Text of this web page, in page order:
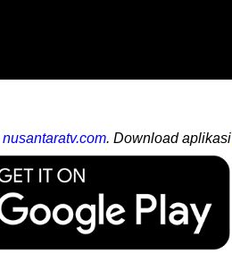
nusantaratv.com. Download aplikasi